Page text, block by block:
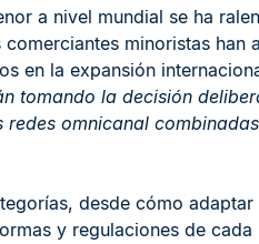
a nivel mundial se ha
minoristas han
en la expansión
tomando la decisión
omnicanal
desde cómo adaptar
y regulaciones de cada